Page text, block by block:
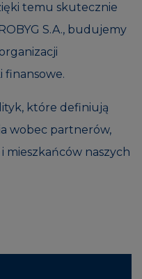
temu skutecznie
S.A., budujemy
finansowe.
które definiują
wobec partnerów,
mieszkańców naszych